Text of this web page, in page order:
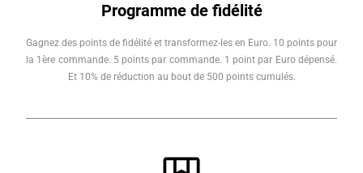
Programme de fidélité
Gagnez des points de fidélité et transformez-les en Euro. 10 points pour
la 1ère commande. 5 points par commande. 1 point par Euro dépensé.
Et 10% de réduction au bout de 500 points cumulés.